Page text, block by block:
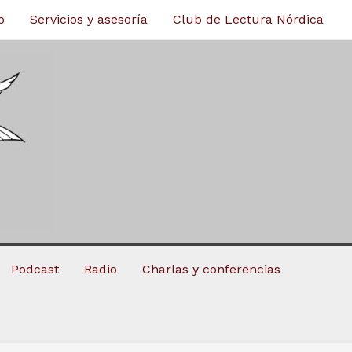
Servicios y asesoría Club de Lectura Nórdica
Podcast Radio Charlas y conferencias